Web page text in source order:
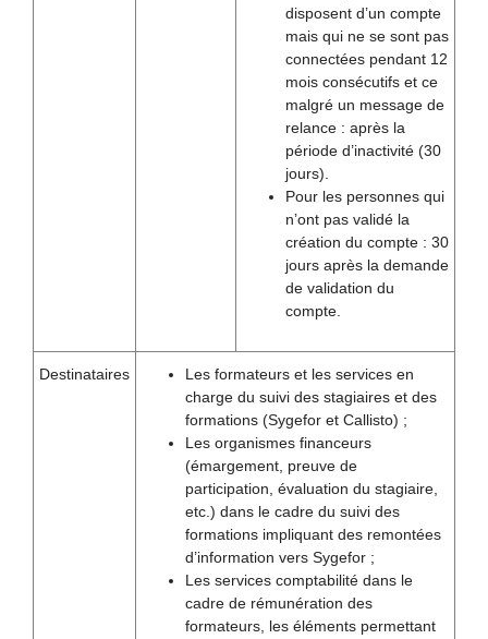
disposent d’un compte
mais qui ne se sont pas
connectées pendant 12
mois consécutifs et ce
malgré un message de
relance : après la
période d’inactivité (30
jours).
Pour les personnes qui
n’ont pas validé la
création du compte : 30
jours après la demande
de validation du
compte.
Destinataires
Les formateurs et les services en
charge du suivi des stagiaires et des
formations (Sygefor et Callisto) ;
Les organismes financeurs
(émargement, preuve de
participation, évaluation du stagiaire,
etc.) dans le cadre du suivi des
formations impliquant des remontées
d’information vers Sygefor ;
Les services comptabilité dans le
cadre de rémunération des
formateurs, les éléments permettant